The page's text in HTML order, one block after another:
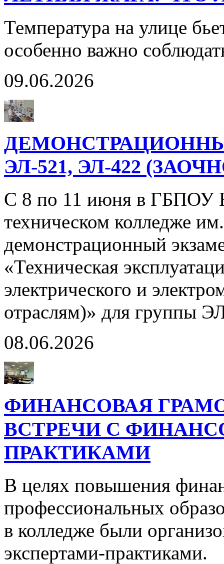
Температура на улице
особенно важно
09.06.2026
ЭЛ-521, ЭЛ-422
С 8 по 11 июня в ГБПОУ
техническом колледже
демонстрационный
«Техническая
электрического и
отраслям)» для группы
08.06.2026
ФИНАНСОВАЯ
ВСТРЕЧИ С
ПРАКТИКАМИ
В целях повышения
профессиональных
в колледже были
экспертами-практиками.